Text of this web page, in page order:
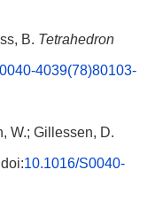
B. Tetrahedron
4039(78)80103-
W.; Gillessen, D.
10.1016/S0040-